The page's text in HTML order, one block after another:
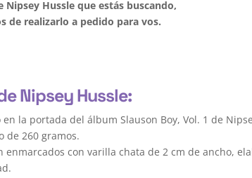
Hussle que estás buscando,
de realizarlo a pedido para vos.
Nipsey Hussle:
la portada del álbum Slauson Boy, Vol. 1 de
de 260 gramos.
con varilla chata de 2 cm de ancho,